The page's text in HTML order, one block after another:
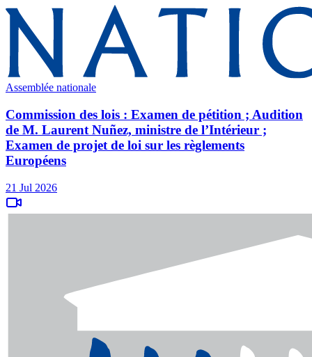
Assemblée nationale
Commission des lois : Examen de pétition ; Audition
de M. Laurent Nuñez, ministre de l’Intérieur ;
Examen de projet de loi sur les règlements
Européens
21 Jul 2026